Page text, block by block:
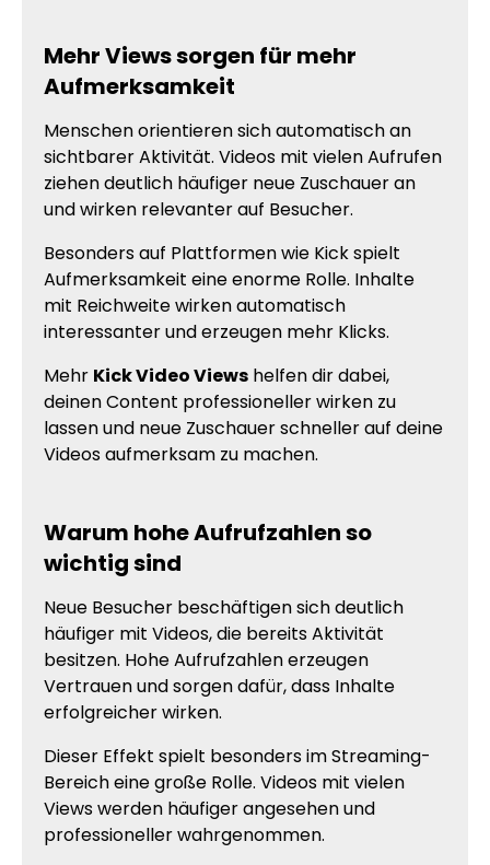
Mehr Views sorgen für mehr
Aufmerksamkeit
Menschen orientieren sich automatisch an
sichtbarer Aktivität. Videos mit vielen Aufrufen
ziehen deutlich häufiger neue Zuschauer an
und wirken relevanter auf Besucher.
Besonders auf Plattformen wie Kick spielt
Aufmerksamkeit eine enorme Rolle. Inhalte
mit Reichweite wirken automatisch
interessanter und erzeugen mehr Klicks.
Mehr Kick Video Views helfen dir dabei,
deinen Content professioneller wirken zu
lassen und neue Zuschauer schneller auf deine
Videos aufmerksam zu machen.
Warum hohe Aufrufzahlen so
wichtig sind
Neue Besucher beschäftigen sich deutlich
häufiger mit Videos, die bereits Aktivität
besitzen. Hohe Aufrufzahlen erzeugen
Vertrauen und sorgen dafür, dass Inhalte
erfolgreicher wirken.
Dieser Effekt spielt besonders im Streaming-
Bereich eine große Rolle. Videos mit vielen
Views werden häufiger angesehen und
professioneller wahrgenommen.